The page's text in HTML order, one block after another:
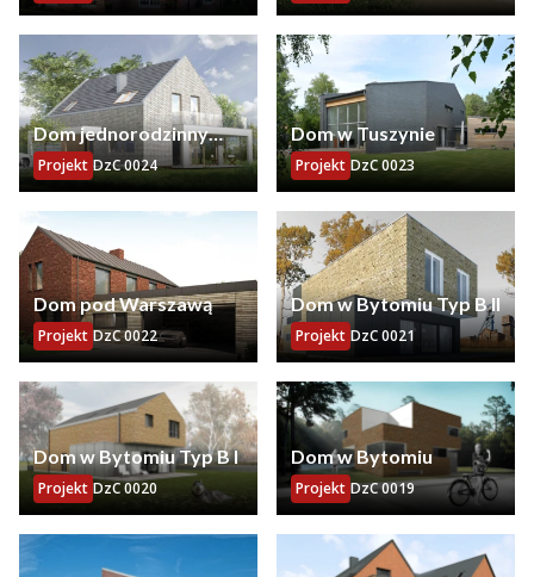
Dom jednorodzinny
Wołowice
Projekt DzC 0024
Dom w Tuszynie
Projekt DzC 0023
Dom pod Warszawą
Projekt DzC 0022
Dom w Bytomiu Typ B II
Projekt DzC 0021
Dom w Bytomiu Typ B I
Projekt DzC 0020
Dom w Bytomiu
Projekt DzC 0019